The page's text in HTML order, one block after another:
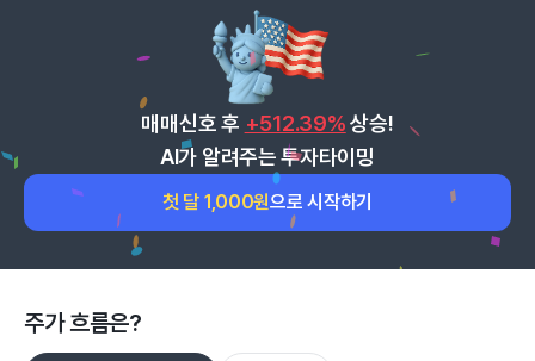
매매신호 후 +512.39% 상승!
AI가 알려주는 투자타이밍
첫 달 1,000원으로 시작하기
주가 흐름은?